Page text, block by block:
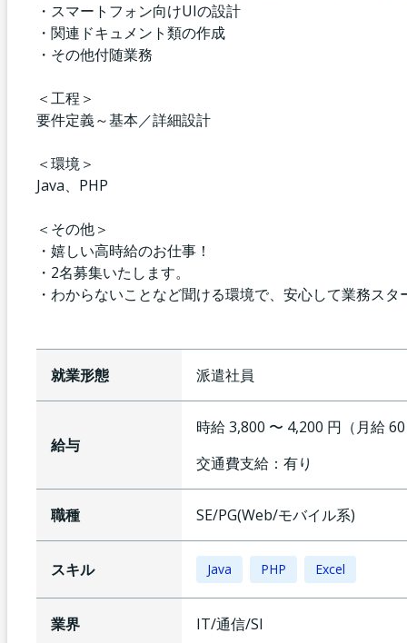
・スマートフォン向けUIの設計
・関連ドキュメント類の作成
・その他付随業務
＜工程＞
要件定義～基本／詳細設計
＜環境＞
Java、PHP
＜その他＞
・嬉しい高時給のお仕事！
・2名募集いたします。
・わからないことなど聞ける環境で、安心して業務スタ
就業形態 派遣社員
給与
時給 3,800 〜 4,200 円（月給
交通費支給： 有り
職種 SE/PG(Web/モバイル系)
スキル Java PHP Excel
業界 IT/通信/SI